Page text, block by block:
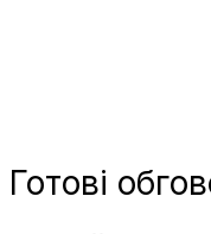
Готові